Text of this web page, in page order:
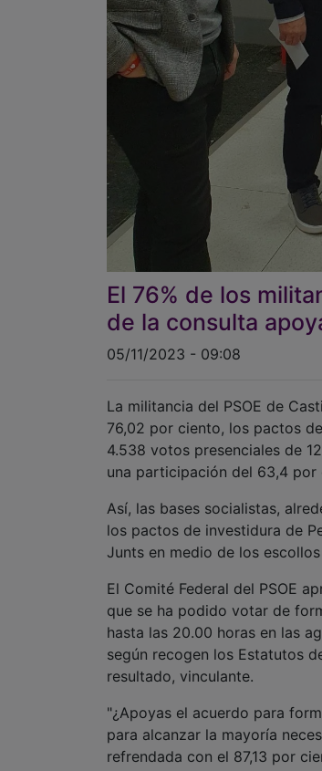
El 76% de los
de la consulta
05/11/2023 - 09:08
La militancia del PSOE de
76,02 por ciento, los pactos
4.538 votos presenciales de
una participación del 63,4
Así, las bases socialistas,
los pactos de investidura de
Junts en medio de los
El Comité Federal del PSOE
que se ha podido votar de
hasta las 20.00 horas en las
según recogen los Estatutos
resultado, vinculante.
"¿Apoyas el acuerdo para
para alcanzar la mayoría
refrendada con el 87,13 por